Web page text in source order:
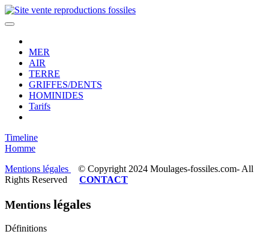
MER
AIR
TERRE
GRIFFES/DENTS
HOMINIDES
Tarifs
Timeline
Homme
Mentions légales
© Copyright 2024 Moulages-fossiles.com- All
Rights Reserved CONTACT
Mentions légales
Définitions